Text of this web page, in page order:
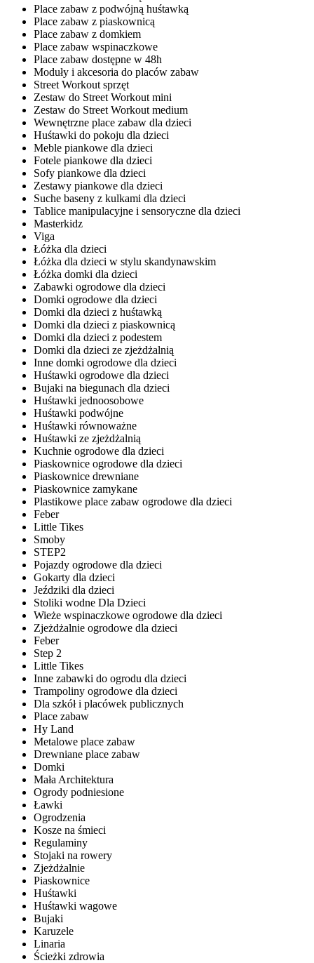
Place zabaw z podwójną huśtawką
Place zabaw z piaskownicą
Place zabaw z domkiem
Place zabaw wspinaczkowe
Place zabaw dostępne w 48h
Moduły i akcesoria do placów zabaw
Street Workout sprzęt
Zestaw do Street Workout mini
Zestaw do Street Workout medium
Wewnętrzne place zabaw dla dzieci
Huśtawki do pokoju dla dzieci
Meble piankowe dla dzieci
Fotele piankowe dla dzieci
Sofy piankowe dla dzieci
Zestawy piankowe dla dzieci
Suche baseny z kulkami dla dzieci
Tablice manipulacyjne i sensoryczne dla dzieci
Masterkidz
Viga
Łóżka dla dzieci
Łóżka dla dzieci w stylu skandynawskim
Łóżka domki dla dzieci
Zabawki ogrodowe dla dzieci
Domki ogrodowe dla dzieci
Domki dla dzieci z huśtawką
Domki dla dzieci z piaskownicą
Domki dla dzieci z podestem
Domki dla dzieci ze zjeżdżalnią
Inne domki ogrodowe dla dzieci
Huśtawki ogrodowe dla dzieci
Bujaki na biegunach dla dzieci
Huśtawki jednoosobowe
Huśtawki podwójne
Huśtawki równoważne
Huśtawki ze zjeżdżalnią
Kuchnie ogrodowe dla dzieci
Piaskownice ogrodowe dla dzieci
Piaskownice drewniane
Piaskownice zamykane
Plastikowe place zabaw ogrodowe dla dzieci
Feber
Little Tikes
Smoby
STEP2
Pojazdy ogrodowe dla dzieci
Gokarty dla dzieci
Jeździki dla dzieci
Stoliki wodne Dla Dzieci
Wieże wspinaczkowe ogrodowe dla dzieci
Zjeżdżalnie ogrodowe dla dzieci
Feber
Step 2
Little Tikes
Inne zabawki do ogrodu dla dzieci
Trampoliny ogrodowe dla dzieci
Dla szkół i placówek publicznych
Place zabaw
Hy Land
Metalowe place zabaw
Drewniane place zabaw
Domki
Mała Architektura
Ogrody podniesione
Ławki
Ogrodzenia
Kosze na śmieci
Regulaminy
Stojaki na rowery
Zjeżdżalnie
Piaskownice
Huśtawki
Huśtawki wagowe
Bujaki
Karuzele
Linaria
Ścieżki zdrowia